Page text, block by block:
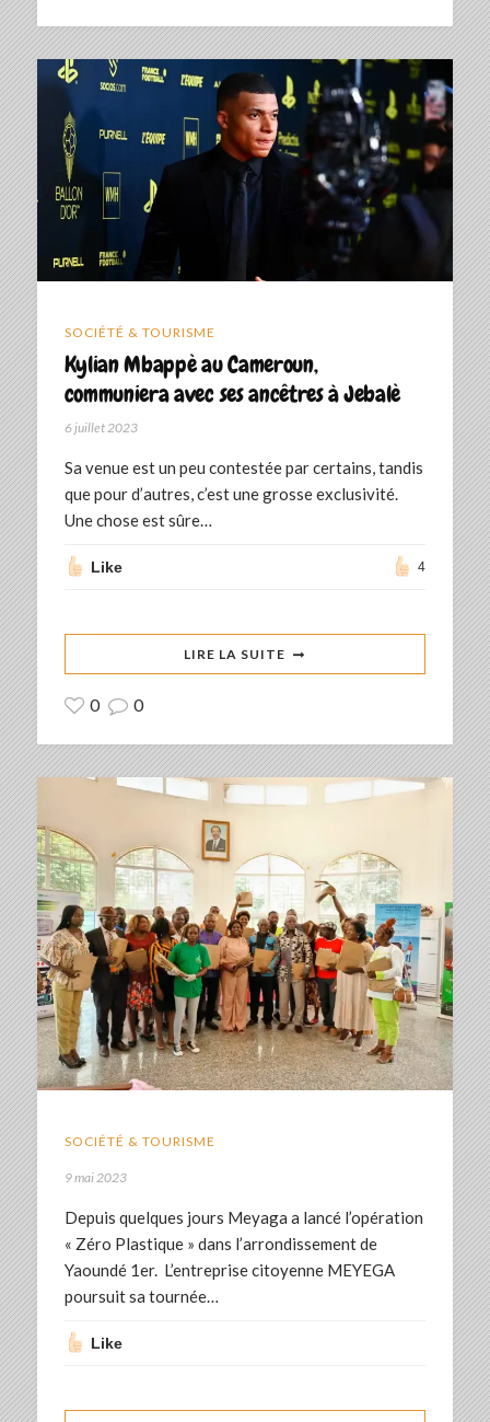
SOCIÉTÉ & TOURISME
Kylian Mbappè au Cameroun,
communiera avec ses ancêtres à Jebalè
6 juillet 2023
Sa venue est un peu contestée par certains, tandis
que pour d’autres, c’est une grosse exclusivité.
Une chose est sûre…
Like 4
LIRE LA SUITE
0 0
SOCIÉTÉ & TOURISME
9 mai 2023
Depuis quelques jours Meyaga a lancé l’opération
« Zéro Plastique » dans l’arrondissement de
Yaoundé 1er. L’entreprise citoyenne MEYEGA
poursuit sa tournée…
Like